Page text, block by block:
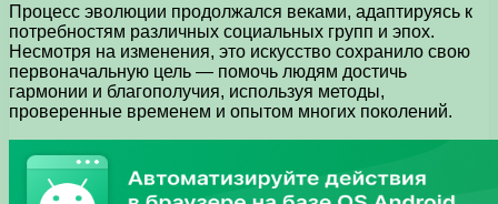
Процесс эволюции продолжался веками, адаптируясь к
потребностям различных социальных групп и эпох.
Несмотря на изменения, это искусство сохранило свою
первоначальную цель — помочь людям достичь
гармонии и благополучия, используя методы,
проверенные временем и опытом многих поколений.